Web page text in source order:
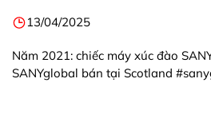
13/04/2025
Năm 2021: chiếc máy xúc đào
SANYglobal bán tại Scotland